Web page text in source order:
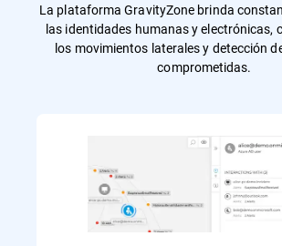
La plataforma GravityZone brinda
las identidades humanas y electrónicas,
los movimientos laterales y detección
comprometidas.